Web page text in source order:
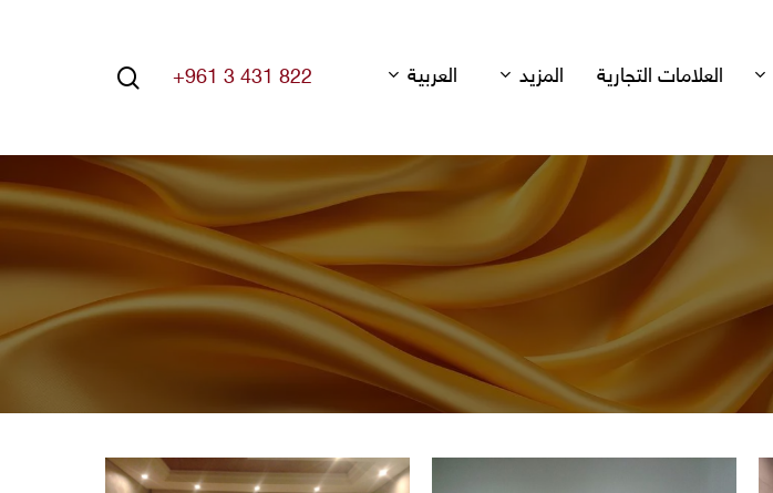
Hit enter to search or ESC to close
العلامات التجارية المزيد العربية +961 3 431 822
search